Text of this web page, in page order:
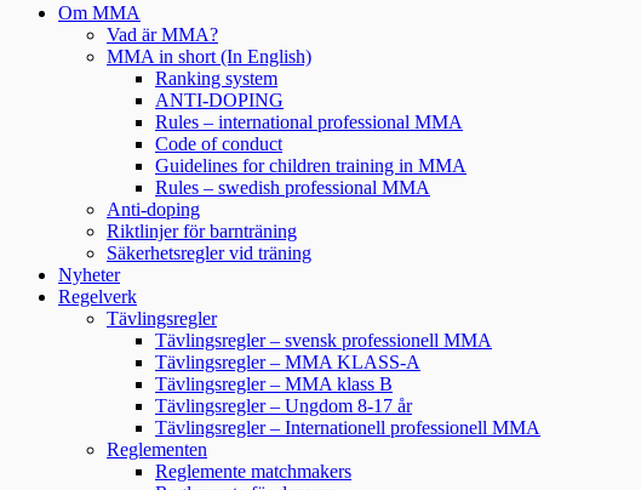
Om MMA
Vad är MMA?
MMA in short (In English)
Ranking system
ANTI-DOPING
Rules – international professional MMA
Code of conduct
Guidelines for children training in MMA
Rules – swedish professional MMA
Anti-doping
Riktlinjer för barnträning
Säkerhetsregler vid träning
Nyheter
Regelverk
Tävlingsregler
Tävlingsregler – svensk professionell MMA
Tävlingsregler – MMA KLASS-A
Tävlingsregler – MMA klass B
Tävlingsregler – Ungdom 8-17 år
Tävlingsregler – Internationell professionell MMA
Reglementen
Reglemente matchmakers